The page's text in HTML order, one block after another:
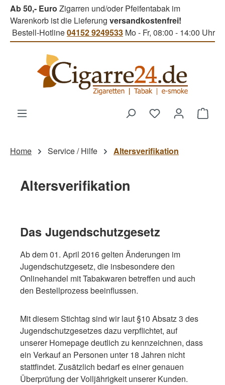
Zum Hauptinhalt springen
Ab 50,- Euro Zigarren und/oder Pfeifentabak im
Warenkorb ist die Lieferung versandkostenfrei!
Bestell-Hotline04152 9249533 Mo - Fr, 08:00 - 14:00 Uhr
Du hast 0
Home Service / Hilfe Altersverifikation
Altersverifikation
Das Jugendschutzgesetz
Ab dem 01. April 2016 gelten Änderungen im
Jugendschutzgesetz, die insbesondere den
Onlinehandel mit Tabakwaren betreffen und auch
den Bestellprozess beeinflussen.
Mit diesem Stichtag sind wir laut §10 Absatz 3 des
Jugendschutzgesetzes dazu verpflichtet, auf
unserer Homepage deutlich zu kennzeichnen, dass
ein Verkauf an Personen unter 18 Jahren nicht
stattfindet. Zusätzlich bedarf es einer genauen
Überprüfung der Volljährigkeit unserer Kunden.